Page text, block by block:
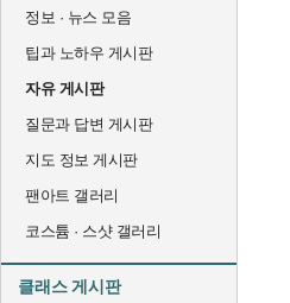
정보 · 뉴스 모음
팁과 노하우 게시판
자유 게시판
질문과 답변 게시판
지도 정보 게시판
팬아트 갤러리
코스튬 · 스샷 갤러리
클래스 게시판